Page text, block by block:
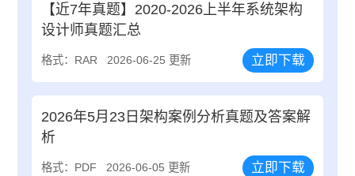
【近7年真题】2020-2026上半年系统架构
设计师真题汇总
格式：RAR 2026-06-25 更新 立即下载
2026年5月23日架构案例分析真题及答案解
析
格式：PDF 2026-06-05 更新 立即下载